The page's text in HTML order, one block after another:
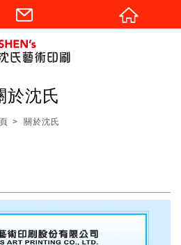
於沈氏
關於沈氏